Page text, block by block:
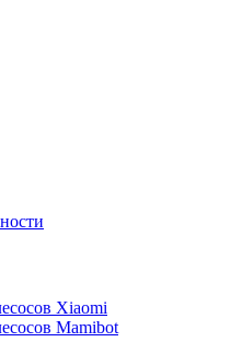
Xiaomi
Mamibot